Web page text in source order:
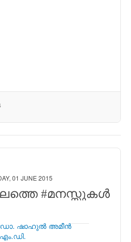
01 JUNE 2015
#മനസ്സുകള്‍
ഷാഹുല്‍ അമീന്‍
എം.ഡി.